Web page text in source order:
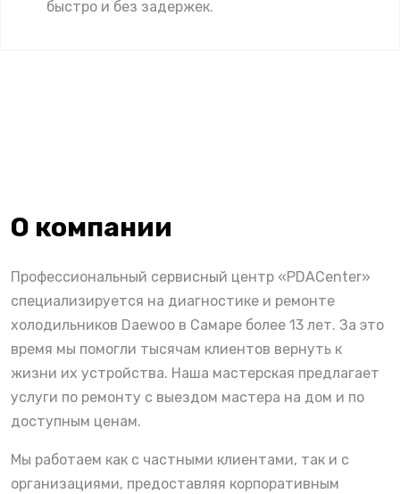
быстро и без задержек.
О компании
Профессиональный сервисный центр «PDACenter»
специализируется на диагностике и ремонте
холодильников Daewoo в Самаре более 13 лет. За это
время мы помогли тысячам клиентов вернуть к
жизни их устройства. Наша мастерская предлагает
услуги по ремонту с выездом мастера на дом и по
доступным ценам.
Мы работаем как с частными клиентами, так и с
организациями, предоставляя корпоративным